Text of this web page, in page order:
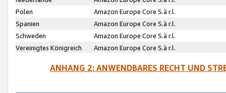
Polen
Amazon Europe Core S.à r.l.
Spanien
Amazon Europe Core S.à r.l.
Schweden
Amazon Europe Core S.à r.l.
Vereinigtes Königreich
Amazon Europe Core S.à r.l.
ANHANG 2: ANWENDBARES RECHT UND